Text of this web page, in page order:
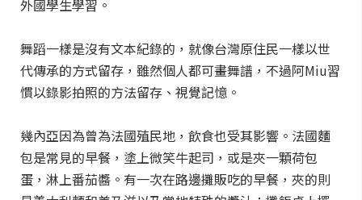
外國學生學習。
舞蹈一樣是沒有文本紀錄的，就像台灣原住民一樣以世
代傳承的方式留存，雖然個人都可畫舞譜，不過阿Miu習
慣以錄影拍照的方法留存、視覺記憶。
幾內亞因為曾為法國殖民地，飲食也受其影響。法國麵
包是常見的早餐，塗上微笑牛起司，或是夾一顆荷包
蛋，淋上番茄醬。有一次在路邊攤販吃的早餐，夾的則